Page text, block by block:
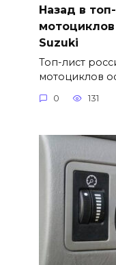
Назад в
Suzuki
Топ-лист
мотоциклов
0 131